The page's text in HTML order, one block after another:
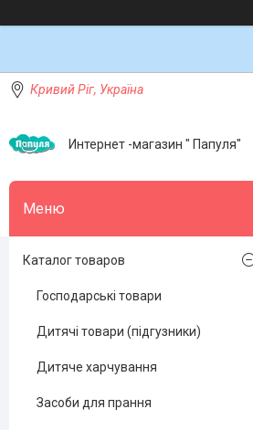
Кривий Ріг, Україна
Интернет -магазин " Папуля"
Каталог товаров
Господарські товари
Дитячі товари (підгузники)
Дитяче харчування
Засоби для прання